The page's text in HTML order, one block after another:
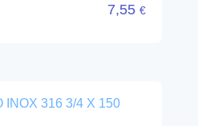
7,55 €